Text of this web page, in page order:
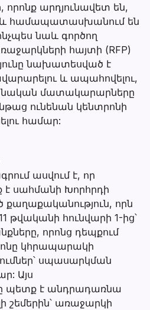
որոնք արդյունավետ են,
համապատասխանում են
նաև գործող
հայտի (RFP)
նախատեսված է
և ապահովելու,
մատակարարները
ունենան կենտրոնի
համար:
ասվում է, որ
սահմանի Խորհրդի
որն
թվականի հունվարի 1-ից՝
որոնց դեպքում
կհրապարակի
սպասարկման
Այս
պետք է անդրադառնա
շեմերին՝ առաջարկի